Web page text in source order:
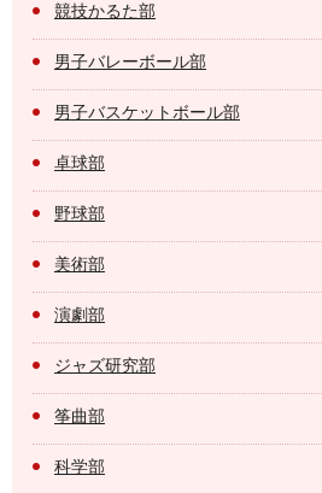
競技かるた部
男子バレーボール部
男子バスケットボール部
卓球部
野球部
美術部
演劇部
ジャズ研究部
筝曲部
科学部